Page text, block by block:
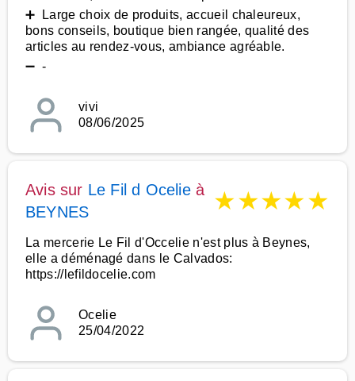
➕ Large choix de produits, accueil chaleureux,
bons conseils, boutique bien rangée, qualité des
articles au rendez-vous, ambiance agréable.
➖ -
vivi
08/06/2025
Avis sur Le Fil d Ocelieà
BEYNES
★★★★★
La mercerie Le Fil d'Occelie n'est plus à Beynes,
elle a déménagé dans le Calvados:
https://lefildocelie.com
Ocelie
25/04/2022